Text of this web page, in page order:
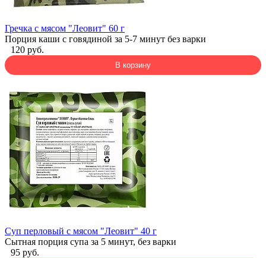
Гречка с мясом "Леовит" 60 г
Порция каши с говядиной за 5-7 минут без варки
120 руб.
В корзину
Суп перловый с мясом "Леовит" 40 г
Сытная порция супа за 5 минут, без варки
95 руб.